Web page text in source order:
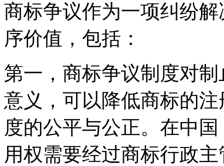
商标争议作为一项纠纷
序价值，包括：
第一，商标争议制度对
意义，可以降低商标的
度的公平与公正。在中
用权需要经过商标行政